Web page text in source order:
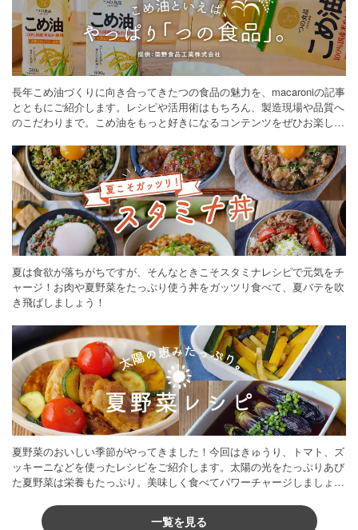
長年こめ油づくりに向き合ってきたつの食品の魅力を、macaroniの記事
とともにご紹介します。レシピや活用術はもちろん、製造現場や品質へ
のこだわりまで。こめ油をもっと好きになるコンテンツをぜひお楽しみ
夏は食欲が落ちがちですが、そんなときこそスタミナレシピで元気をチ
ャージ！お肉や夏野菜をたっぷり使う丼をガッツリ食べて、夏バテを吹
き飛ばしましょう！
夏野菜のおいしい季節がやってきました！今回はきゅうり、トマト、ズ
ッキーニなどを使ったレシピをご紹介します。太陽の光をたっぷりあび
た夏野菜は栄養もたっぷり。美味しく食べてパワーチャージしましょう
一覧を見る